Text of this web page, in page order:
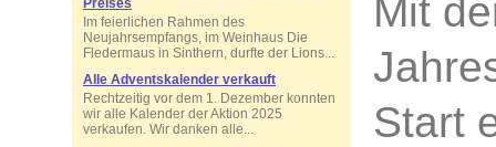
Preises
Im feierlichen Rahmen des
Neujahrsempfangs, im Weinhaus Die
Fledermaus in Sinthern, durfte der Lions...
Alle Adventskalender verkauft
Rechtzeitig vor dem 1. Dezember konnten
wir alle Kalender der Aktion 2025
verkaufen. Wir danken alle...
Mit
Start